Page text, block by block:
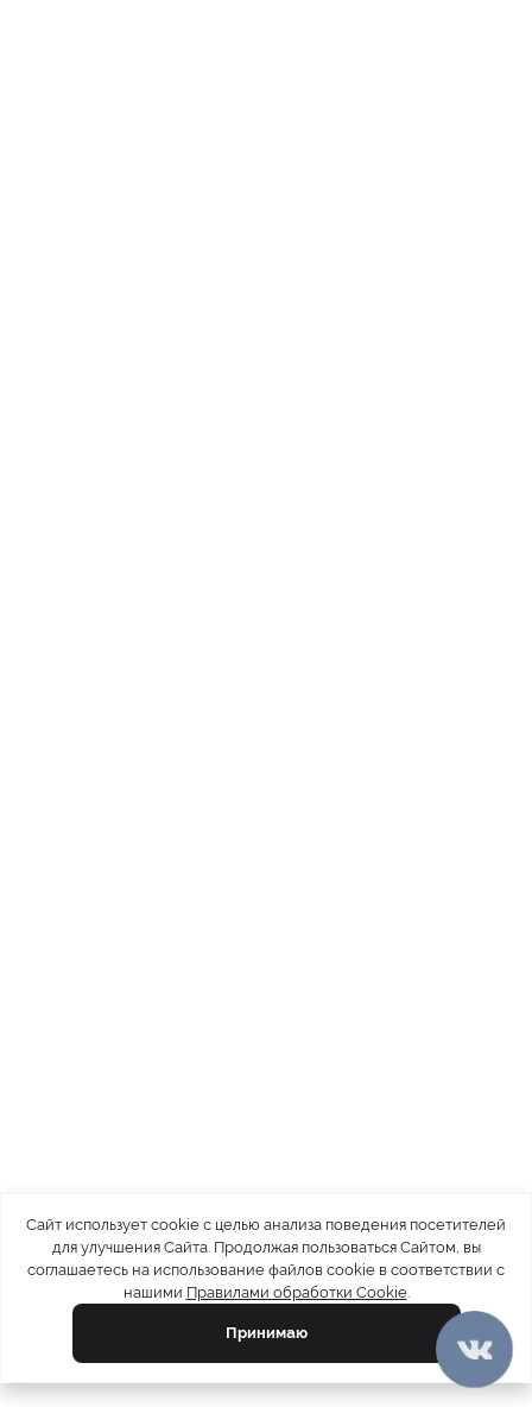
Сайт использует cookie с целью анализа поведения посетителей
для улучшения Сайта. Продолжая пользоваться Сайтом, вы
соглашаетесь на использование файлов cookie в соответствии с
нашими Правилами обработки Cookie.
Принимаю